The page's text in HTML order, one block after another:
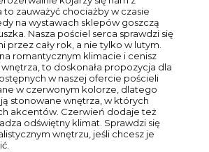
to zauważyć chociażby w czasie
na wystawach sklepów goszczą
Nasza pościel serca sprawdzi się
przez cały rok, a nie tylko w lutym.
romantycznym klimacie i cenisz
to doskonała propozycja dla
w naszej ofercie pościeli
w czerwonym kolorze, dlatego
stonowane wnętrza, w których
akcentów. Czerwień dodaje też
odświętny klimat. Sprawdzi się
wnętrzu, jeśli chcesz je